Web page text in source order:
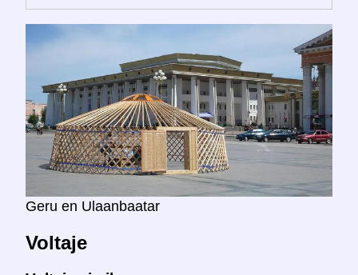
Geru en Ulaanbaatar
Voltaje